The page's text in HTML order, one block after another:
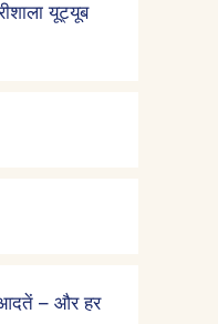
यूट्यूब
आदतें – और हर